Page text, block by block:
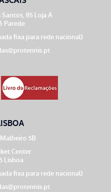
85 Loja A
Parede
fixa para rede nacional)
5B
Center
Lisboa
fixa para rede nacional)